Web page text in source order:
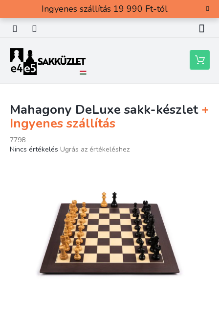
tartalomhoz
Ingyenes szállítás 19 990 Ft-tól
Kosár
Mahagony DeLuxe sakk-készlet +
Ingyenes szállítás
7798
A
Nincs értékelés Ugrás az értékeléshez